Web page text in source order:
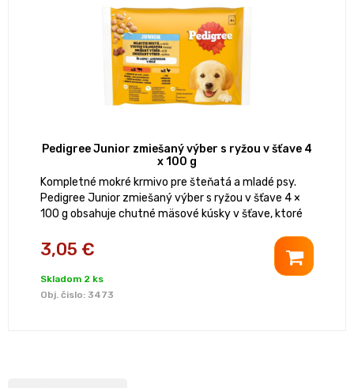
Pedigree Junior zmiešaný výber s ryžou v šťave 4
x 100 g
Kompletné mokré krmivo pre šteňatá a mladé psy.
Pedigree Junior zmiešaný výber s ryžou v šťave 4 ×
100 g obsahuje chutné mäsové kúsky v šťave, ktoré
3,05 €
Skladom 2 ks
Obj. čislo: 3473